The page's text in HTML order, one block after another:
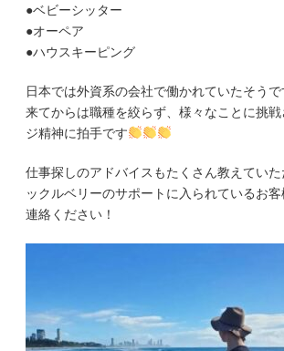
●ベビーシッター
●オーペア
●ハウスキーピング
日本では外資系の会社で働かれていたそう
来てからは職種を絞らず、様々なことに挑
ジ精神に拍手です
仕事探しのアドバイスもたくさん教えてい
ックルベリーのサポートに入られているお
連絡ください！